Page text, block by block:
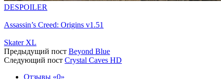
DESPOILER
Assassin’s Creed: Origins v1.51
Skater XL
Предыдущий пост Beyond Blue
Следующий пост Crystal Caves HD
Отзывы
0